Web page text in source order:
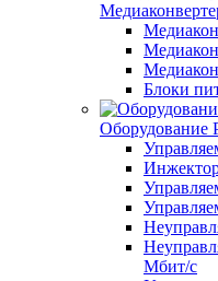
Блоки
Оборудование
Мбит/с